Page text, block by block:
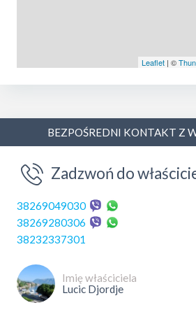
Leaflet | ©
BEZPOŚREDNI KONTAKT Z
Zadzwoń do
38269049030
38269280306
38232337301
Imię właściciela
Lucic Djordje